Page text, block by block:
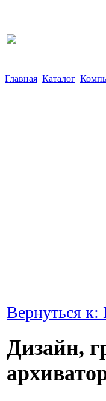
Главная Каталог
Вернуться к:
Дизайн,